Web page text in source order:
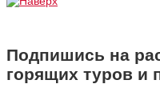
Подпишись на
горящих туров и